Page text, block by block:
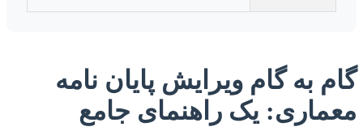
گام به گام ویرایش پایان نامه
معماری: یک راهنمای جامع